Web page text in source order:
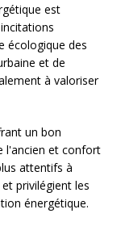
est
écologique des
et de
à valoriser
un bon
l'ancien et confort
attentifs à
privilégient les
énergétique.